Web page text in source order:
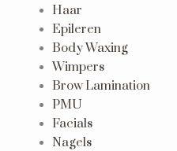
Haar
Epileren
Body Waxing
Wimpers
Brow Lamination
PMU
Facials
Nagels